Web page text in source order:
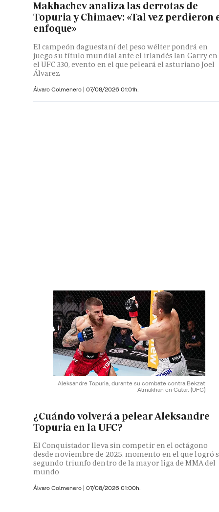
Makhachev analiza las derrotas de
Topuria y Chimaev: «Tal vez perdieron
enfoque»
El campeón daguestaní del peso wélter pondrá en
juego su título mundial ante el irlandés Ian Garry en
el UFC 330, evento en el que peleará el asturiano Joel
Álvarez
Álvaro Colmenero | 07/08/2026 01:01h.
Aleksandre Topuria, durante su combate contra Bekzat
Almakhan en Catar. (UFC)
¿Cuándo volverá a pelear Aleksandre
Topuria en la UFC?
El Conquistador lleva sin competir en el octágono
desde noviembre de 2025, momento en el que logró
segundo triunfo dentro de la mayor liga de MMA del
mundo
Álvaro Colmenero | 07/08/2026 01:00h.